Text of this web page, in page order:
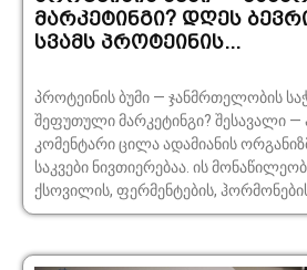
მარკეტინგი? დღეს
სვამს პროტეინის...
პროტეინის ბუმი — ჯანმრთელობის
შეფუთული მარკეტინგი? შესავალი —
კომენტარი ცილა ადამიანის ორგანიზმისთვის აუცილებელი
საკვები ნივთიერებაა. ის
ქსოვილის, ფერმენტების, ჰორმონების,